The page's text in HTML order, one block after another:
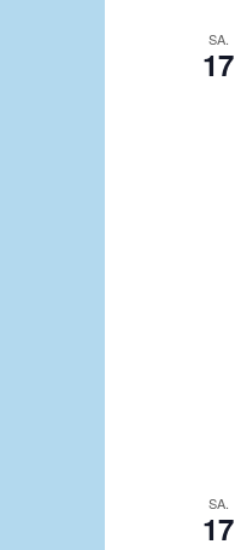
SA.
17
SA.
17